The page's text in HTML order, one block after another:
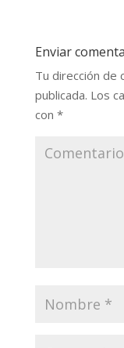
Enviar
Tu dirección de
publicada. Los
con *